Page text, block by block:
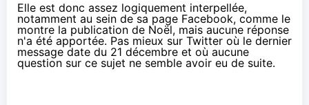
Elle est donc assez logiquement interpellée,
notamment au sein de sa page Facebook, comme le
montre la publication de Noël, mais aucune réponse
n'a été apportée. Pas mieux sur Twitter où le dernier
message date du 21 décembre et où aucune
question sur ce sujet ne semble avoir eu de suite.